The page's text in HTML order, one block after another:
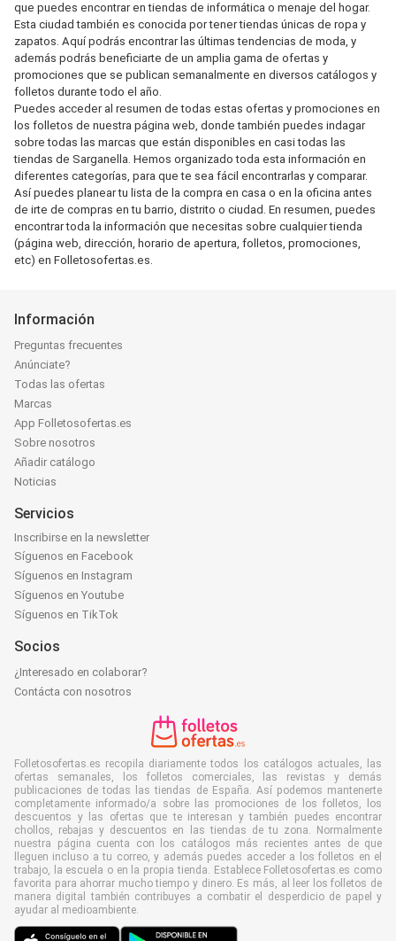
que puedes encontrar en tiendas de informática o menaje del hogar.
Esta ciudad también es conocida por tener tiendas únicas de ropa y
zapatos. Aquí podrás encontrar las últimas tendencias de moda, y
además podrás beneficiarte de un amplia gama de ofertas y
promociones que se publican semanalmente en diversos catálogos y
folletos durante todo el año.
Puedes acceder al resumen de todas estas ofertas y promociones en
los folletos de nuestra página web, donde también puedes indagar
sobre todas las marcas que están disponibles en casi todas las
tiendas de Sarganella. Hemos organizado toda esta información en
diferentes categorías, para que te sea fácil encontrarlas y comparar.
Así puedes planear tu lista de la compra en casa o en la oficina antes
de irte de compras en tu barrio, distrito o ciudad. En resumen, puedes
encontrar toda la información que necesitas sobre cualquier tienda
(página web, dirección, horario de apertura, folletos, promociones,
etc) en Folletosofertas.es.
Información
Preguntas frecuentes
Anúnciate?
Todas las ofertas
Marcas
App Folletosofertas.es
Sobre nosotros
Añadir catálogo
Noticias
Servicios
Inscribirse en la newsletter
Síguenos en Facebook
Síguenos en Instagram
Síguenos en Youtube
Síguenos en TikTok
Socios
¿Interesado en colaborar?
Contácta con nosotros
Folletosofertas.es recopila diariamente todos los catálogos actuales, las
ofertas semanales, los folletos comerciales, las revistas y demás
publicaciones de todas las tiendas de España. Así podemos mantenerte
completamente informado/a sobre las promociones de los folletos, los
descuentos y las ofertas que te interesan y también puedes encontrar
chollos, rebajas y descuentos en las tiendas de tu zona. Normalmente
nuestra página cuenta con los catálogos más recientes antes de que
lleguen incluso a tu correo, y además puedes acceder a los folletos en el
trabajo, la escuela o en la propia tienda. Establece Folletosofertas.es como
favorita para ahorrar mucho tiempo y dinero. Es más, al leer los folletos de
manera digital también contribuyes a combatir el desperdicio de papel y
ayudar al medioambiente.